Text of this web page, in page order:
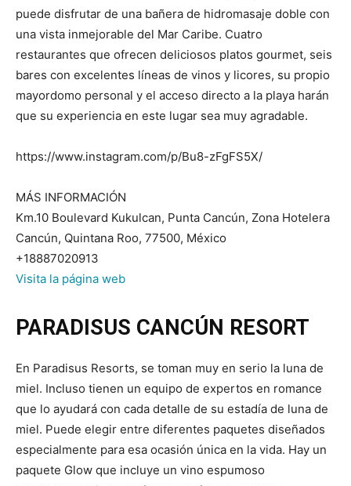
puede disfrutar de una bañera de hidromasaje doble con
una vista inmejorable del Mar Caribe. Cuatro
restaurantes que ofrecen deliciosos platos gourmet, seis
bares con excelentes líneas de vinos y licores, su propio
mayordomo personal y el acceso directo a la playa harán
que su experiencia en este lugar sea muy agradable.
https://www.instagram.com/p/Bu8-zFgFS5X/
MÁS INFORMACIÓN
Km.10 Boulevard Kukulcan, Punta Cancún, Zona Hotelera
Cancún, Quintana Roo, 77500, México
+18887020913
Visita la página web
PARADISUS CANCÚN RESORT
En Paradisus Resorts, se toman muy en serio la luna de
miel. Incluso tienen un equipo de expertos en romance
que lo ayudará con cada detalle de su estadía de luna de
miel. Puede elegir entre diferentes paquetes diseñados
especialmente para esa ocasión única en la vida. Hay un
paquete Glow que incluye un vino espumoso